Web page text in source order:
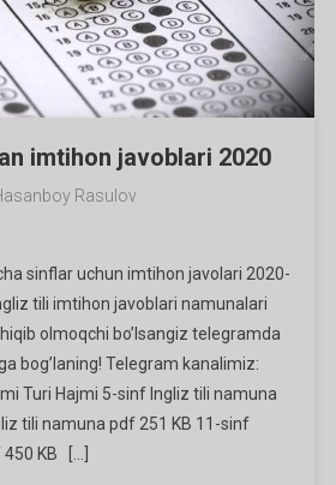
imtihon javoblari 2020
Rasulov
sinflar uchun imtihon javolari 2020-
tili imtihon javoblari namunalari
olmoqchi bo’lsangiz telegramda
bog’laning! Telegram kanalimiz:
Turi Hajmi 5-sinf Ingliz tili namuna
tili namuna pdf 251 KB 11-sinf
KB […]